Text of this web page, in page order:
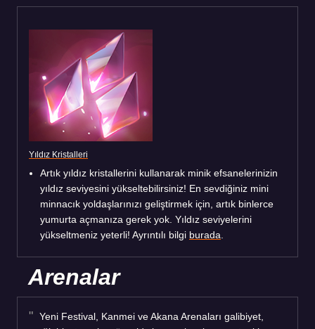
Yıldız Kristalleri
Artık yıldız kristallerini kullanarak minik efsanelerinizin
yıldız seviyesini yükseltebilirsiniz! En sevdiğiniz mini
minnacık yoldaşlarınızı geliştirmek için, artık binlerce
yumurta açmanıza gerek yok. Yıldız seviyelerini
yükseltmeniz yeterli! Ayrıntılı bilgi burada
Arenalar
Yeni Festival, Kanmei ve Akana Arenaları galibiyet,